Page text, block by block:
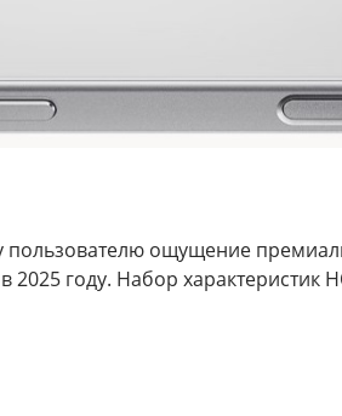
пользователю ощущение
году. Набор характеристик